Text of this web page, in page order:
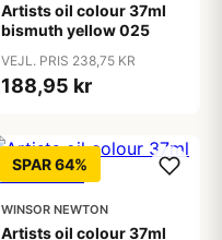
Artists oil colour 37ml
bismuth yellow 025
VEJL. PRIS 238,75 KR
188,95 kr
SPAR 64%
WINSOR NEWTON
Artists oil colour 37ml